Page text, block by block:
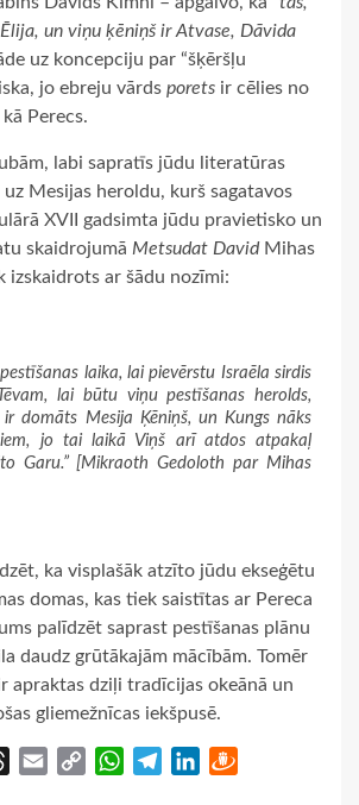
un viņu ķēniņš ir Atvase, Dāvida
uz koncepciju par “šķēršļu
jo ebreju vārds porets ir cēlies no
Perecs.
labi sapratīs jūdu literatūras
Mesijas heroldu, kurš sagatavos
XVII gadsimta jūdu pravietisko un
skaidrojumā Metsudat DavidMihas
izskaidrots ar šādu nozīmi:
laika, lai pievērstu Israēla sirdis
lai būtu viņu pestīšanas herolds,
ir domāts Mesija Ķēniņš, un Kungs nāks
jo tai laikā Viņš arī atdos atpakaļ
Garu.” [Mikraoth Gedoloth par Mihas
ka visplašāk atzīto jūdu ekseģētu
domas, kas tiek saistītas ar Pereca
palīdzēt saprast pestīšanas plānu
daudz grūtākajām mācībām. Tomēr
apraktas dziļi tradīcijas okeānā un
gliemežnīcas iekšpusē.
Threads
Email
Copy
WhatsApp
TelegramLinkedIn